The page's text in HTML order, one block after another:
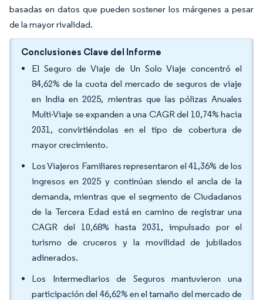
basadas en datos que pueden sostener los márgenes a pesar
de la mayor rivalidad.
Conclusiones Clave del Informe
El Seguro de Viaje de Un Solo Viaje concentró el
84,62% de la cuota del mercado de seguros de viaje
en India en 2025, mientras que las pólizas Anuales
Multi-Viaje se expanden a una CAGR del 10,74% hacia
2031, convirtiéndolas en el tipo de cobertura de
mayor crecimiento.
Los Viajeros Familiares representaron el 41,36% de los
ingresos en 2025 y continúan siendo el ancla de la
demanda, mientras que el segmento de Ciudadanos
de la Tercera Edad está en camino de registrar una
CAGR del 10,68% hasta 2031, impulsado por el
turismo de cruceros y la movilidad de jubilados
adinerados.
Los Intermediarios de Seguros mantuvieron una
participación del 46,62% en el tamaño del mercado de